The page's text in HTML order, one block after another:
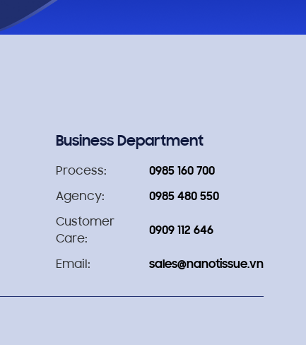
Business Department
Process:
0985 160 700
Agency:
0985 480 550
Customer
Care:
0909 112 646
Email: sales@nanotissue.vn